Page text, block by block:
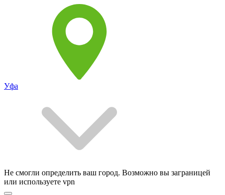
Уфа
Не смогли определить ваш город. Возможно вы заграницей
или используете vpn